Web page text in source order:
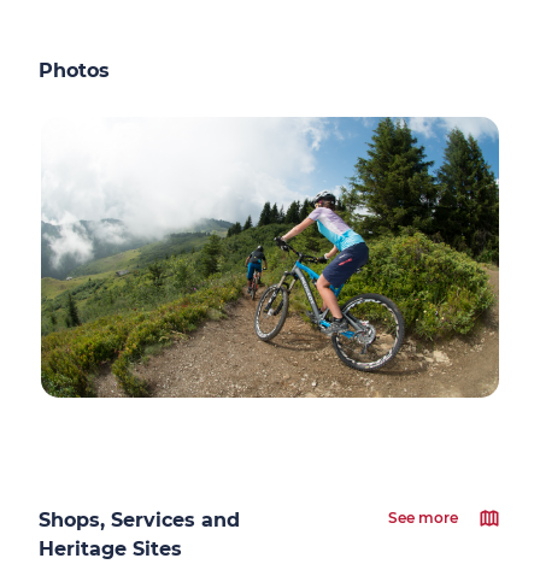
Photos
Shops, Services and
Heritage Sites
See more